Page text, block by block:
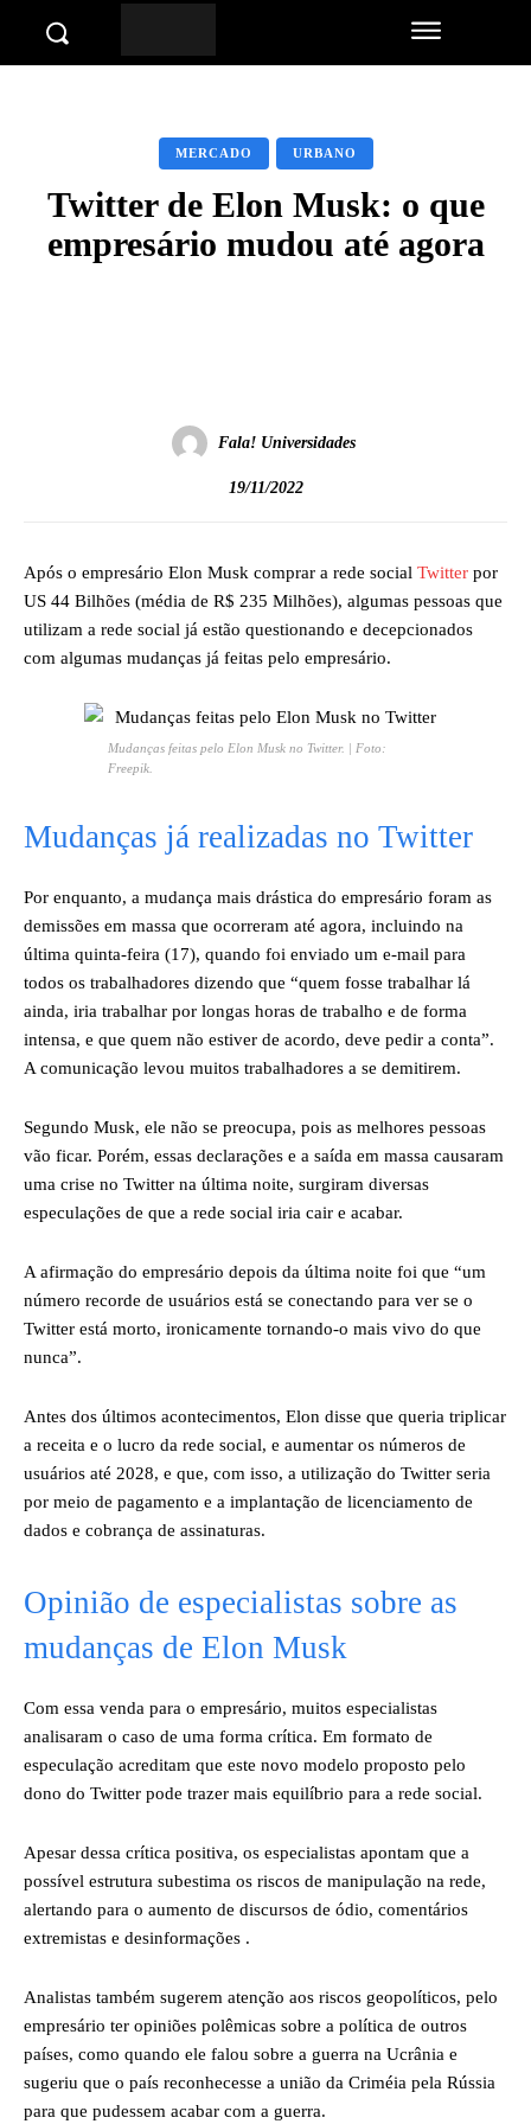
MERCADO URBANO
Twitter de Elon Musk: o que
empresário mudou até agora
Fala! Universidades
19/11/2022
Após o empresário Elon Musk comprar a rede social Twitter por
US 44 Bilhões (média de R$ 235 Milhões), algumas pessoas que
utilizam a rede social já estão questionando e decepcionados
com algumas mudanças já feitas pelo empresário.
Mudanças feitas pelo Elon Musk no Twitter. | Foto:
Freepik.
Mudanças já realizadas no Twitter
Por enquanto, a mudança mais drástica do empresário foram as
demissões em massa que ocorreram até agora, incluindo na
última quinta-feira (17), quando foi enviado um e-mail para
todos os trabalhadores dizendo que “quem fosse trabalhar lá
ainda, iria trabalhar por longas horas de trabalho e de forma
intensa, e que quem não estiver de acordo, deve pedir a conta”.
A comunicação levou muitos trabalhadores a se demitirem.
Segundo Musk, ele não se preocupa, pois as melhores pessoas
vão ficar. Porém, essas declarações e a saída em massa causaram
uma crise no Twitter na última noite, surgiram diversas
especulações de que a rede social iria cair e acabar.
A afirmação do empresário depois da última noite foi que “um
número recorde de usuários está se conectando para ver se o
Twitter está morto, ironicamente tornando-o mais vivo do que
nunca”.
Antes dos últimos acontecimentos, Elon disse que queria triplicar
a receita e o lucro da rede social, e aumentar os números de
usuários até 2028, e que, com isso, a utilização do Twitter seria
por meio de pagamento e a implantação de licenciamento de
dados e cobrança de assinaturas.
Opinião de especialistas sobre as
mudanças de Elon Musk
Com essa venda para o empresário, muitos especialistas
analisaram o caso de uma forma crítica. Em formato de
especulação acreditam que este novo modelo proposto pelo
dono do Twitter pode trazer mais equilíbrio para a rede social.
Apesar dessa crítica positiva, os especialistas apontam que a
possível estrutura subestima os riscos de manipulação na rede,
alertando para o aumento de discursos de ódio, comentários
extremistas e desinformações .
Analistas também sugerem atenção aos riscos geopolíticos, pelo
empresário ter opiniões polêmicas sobre a política de outros
países, como quando ele falou sobre a guerra na Ucrânia e
sugeriu que o país reconhecesse a união da Criméia pela Rússia
para que pudessem acabar com a guerra.